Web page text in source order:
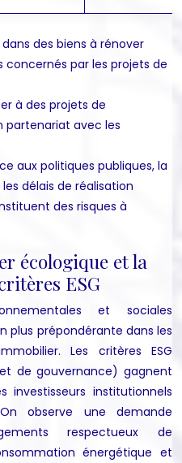
des biens à rénover
concernés par les projets de
à des projets de
partenariat avec les
aux politiques publiques, la
délais de réalisation
des risques à
écologique et la
ESG
et sociales
plus prépondérante dans les
Les critères ESG
de gouvernance) gagnent
institutionnels
observe une demande
respectueux de
énergétique et